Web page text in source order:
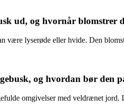
ud, og hvornår blomstrer
være lyserøde eller hvide. Den
og hvordan bør den
omgivelser med veldrænet